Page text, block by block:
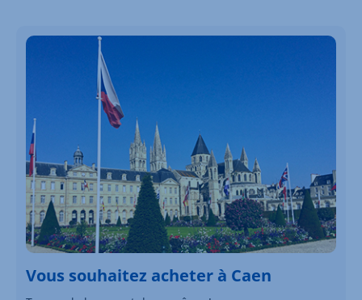
Vous souhaitez acheter à Caen